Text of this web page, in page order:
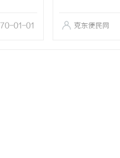
01-01 克东便民网